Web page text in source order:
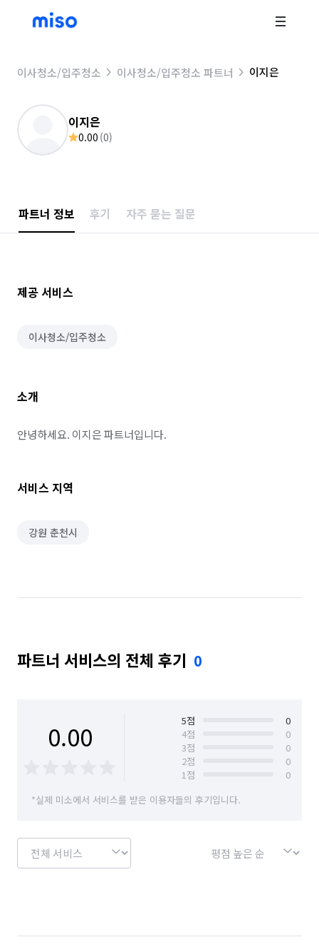
이사청소/입주청소 이사청소/입주청소 파트너 이지은
이지은
0.00 (0)
파트너 정보 후기 자주 묻는 질문
제공 서비스
이사청소/입주청소
소개
안녕하세요. 이지은 파트너입니다.
서비스 지역
강원 춘천시
파트너 서비스의 전체 후기 0
0.00 5점
0
4점
0
3점
0
2점
0
1점
0
*실제 미소에서 서비스를 받은 이용자들의 후기입니다.